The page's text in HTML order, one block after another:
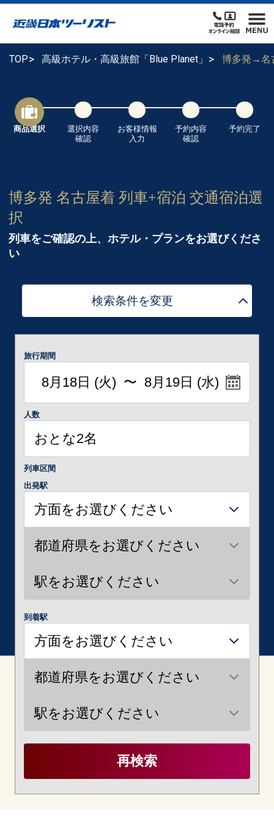
TOP 高級ホテル・高級旅館「Blue Planet」 博多発→名
商品選択
選択内容
確認
お客様情報
入力
予約内容
確認
予約完了
博多発 名古屋着 列車+宿泊 交通宿泊選
択
列車をご確認の上、ホテル・プランをお選びくださ
い
検索条件を変更
旅行期間
人数
列車区間
出発駅
到着駅
再検索